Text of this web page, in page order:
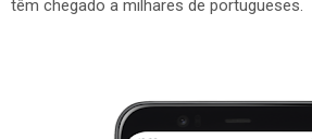
têm chegado a milhares de portugueses.